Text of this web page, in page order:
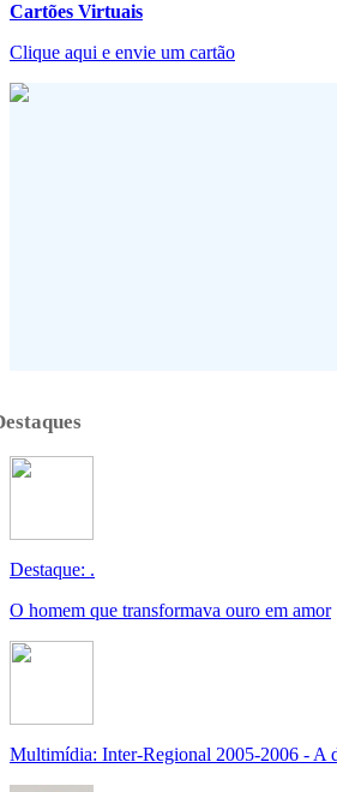
Cartões Virtuais
Clique aqui e envie um cartão
Destaque: .
O homem que transformava ouro em amor
Multimídia: Inter-Regional 2005-2006 - A